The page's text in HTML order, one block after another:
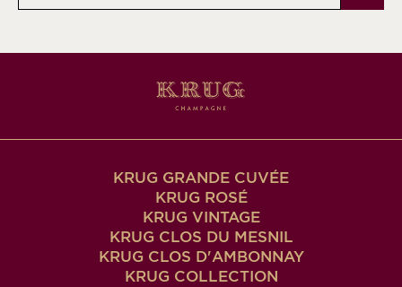
KRUG GRANDE CUVÉE
KRUG ROSÉ
KRUG VINTAGE
KRUG CLOS DU MESNIL
KRUG CLOS D'AMBONNAY
KRUG COLLECTION